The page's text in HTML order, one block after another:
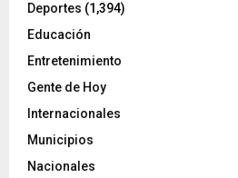
Deportes (1,394)
Educación
Entretenimiento
Gente de Hoy
Internacionales
Municipios
Nacionales